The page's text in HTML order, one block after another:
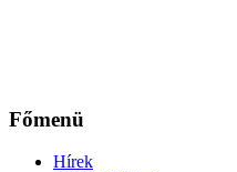
Főmenü
Hírek